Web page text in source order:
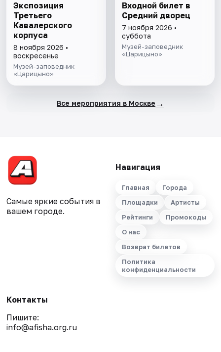
Экспозиция
Третьего
Кавалерского
корпуса
8 ноября 2026 •
воскресенье
Музей-заповедник
«Царицыно»
Входной билет в
Средний дворец
7 ноября 2026 •
суббота
Музей-заповедник
«Царицыно»
Все мероприятия в Москве →
Самые яркие события в
вашем городе.
Навигация
Главная
Города
Площадки
Артисты
Рейтинги
Промокоды
О нас
Возврат билетов
Политика
конфиденциальности
Контакты
Пишите:
info@afisha.org.ru